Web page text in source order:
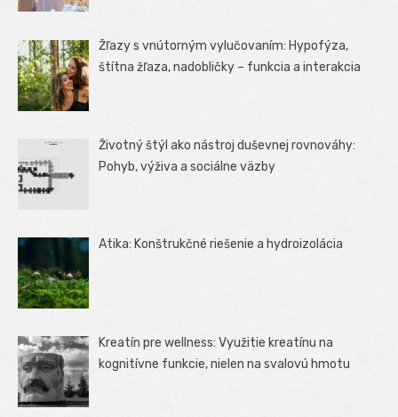
Žľazy s vnútorným vylučovaním: Hypofýza,
štítna žľaza, nadobličky – funkcia a interakcia
Životný štýl ako nástroj duševnej rovnováhy:
Pohyb, výživa a sociálne väzby
Atika: Konštrukčné riešenie a hydroizolácia
Kreatín pre wellness: Využitie kreatínu na
kognitívne funkcie, nielen na svalovú hmotu